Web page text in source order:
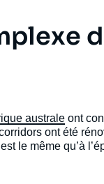
australe ont
ont été
le même qu’à